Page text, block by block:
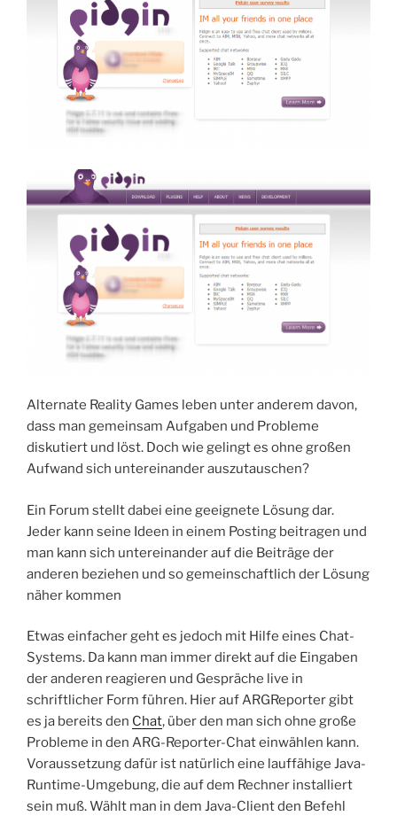
Alternate Reality Games leben unter anderem davon,
dass man gemeinsam Aufgaben und Probleme
diskutiert und löst. Doch wie gelingt es ohne großen
Aufwand sich untereinander auszutauschen?
Ein Forum stellt dabei eine geeignete Lösung dar.
Jeder kann seine Ideen in einem Posting beitragen und
man kann sich untereinander auf die Beiträge der
anderen beziehen und so gemeinschaftlich der Lösung
näher kommen
Etwas einfacher geht es jedoch mit Hilfe eines Chat-
Systems. Da kann man immer direkt auf die Eingaben
der anderen reagieren und Gespräche live in
schriftlicher Form führen. Hier auf ARGReporter gibt
es ja bereits den Chat, über den man sich ohne große
Probleme in den ARG-Reporter-Chat einwählen kann.
Voraussetzung dafür ist natürlich eine lauffähige Java-
Runtime-Umgebung, die auf dem Rechner installiert
sein muß. Wählt man in dem Java-Client den Befehl